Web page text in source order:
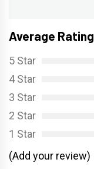
Average Rating
5 Star
4 Star
3 Star
2 Star
1 Star
(Add your review)